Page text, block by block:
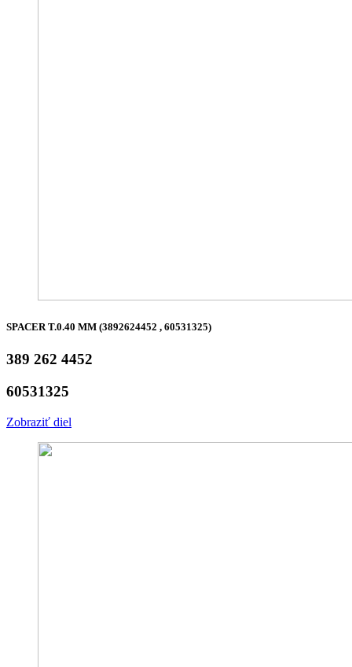
SPACER T.0.40 MM (3892624452 , 60531325)
389 262 4452
60531325
Zobraziť diel